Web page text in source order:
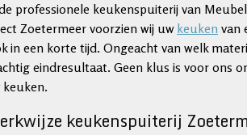
professionele keukenspuiterij van
Zoetermeer voorzien wij uw keuken van
in een korte tijd. Ongeacht van welk
eindresultaat. Geen klus is voor ons
keuken.
keukenspuiterij